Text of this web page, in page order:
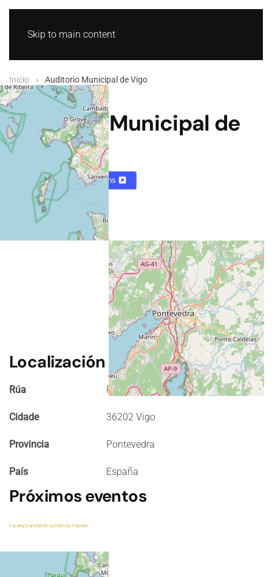
Skip to main content
Inicio Auditorio Municipal de Vigo
Auditorio Municipal de
Vigo
Mapa Directions
Localización
Rúa Praza do Rei 1
Cidade 36202 Vigo
Provincia Pontevedra
País España
Próximos eventos
FaLang translation system by Faboba